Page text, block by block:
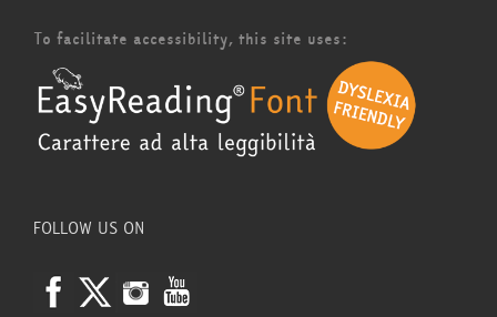
To facilitate accessibility, this site uses:
FOLLOW US ON